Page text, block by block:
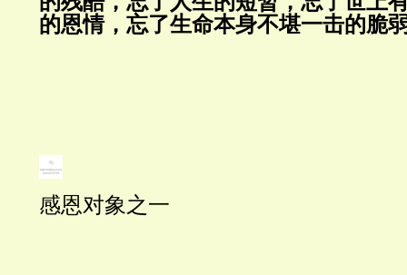
的恩情，忘了生命本身不堪一击的脆
感恩对象之一